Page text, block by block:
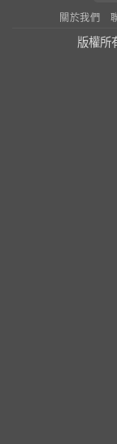
關於我們
版權所